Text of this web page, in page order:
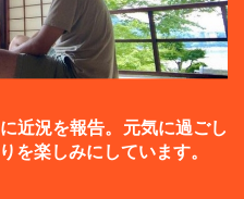
近況を報告。元気に過ごし
を楽しみにしています。